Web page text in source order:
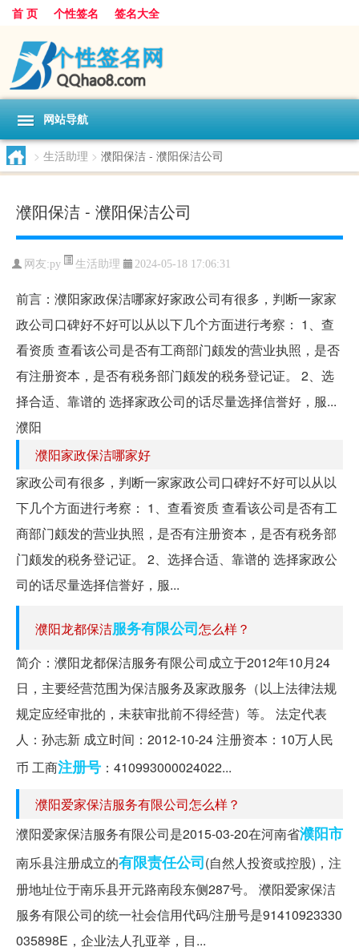
首 页 个性签名 签名大全
网站导航
> 生活助理 > 濮阳保洁 - 濮阳保洁公司
濮阳保洁 - 濮阳保洁公司
网友:py 生活助理 2024-05-18 17:06:31
前言：濮阳家政保洁哪家好家政公司有很多，判断一家家
政公司口碑好不好可以从以下几个方面进行考察： 1、查
看资质 查看该公司是否有工商部门颇发的营业执照，是否
有注册资本，是否有税务部门颇发的税务登记证。 2、选
择合适、靠谱的 选择家政公司的话尽量选择信誉好，服...
濮阳
濮阳家政保洁哪家好
家政公司有很多，判断一家家政公司口碑好不好可以从以
下几个方面进行考察： 1、查看资质 查看该公司是否有工
商部门颇发的营业执照，是否有注册资本，是否有税务部
门颇发的税务登记证。 2、选择合适、靠谱的 选择家政公
司的话尽量选择信誉好，服...
濮阳龙都保洁服务有限公司怎么样？
简介：濮阳龙都保洁服务有限公司成立于2012年10月24
日，主要经营范围为保洁服务及家政服务（以上法律法规
规定应经审批的，未获审批前不得经营）等。 法定代表
人：孙志新 成立时间：2012-10-24 注册资本：10万人民
币 工商注册号 ：410993000024022...
濮阳爱家保洁服务有限公司怎么样？
濮阳爱家保洁服务有限公司是2015-03-20在河南省濮阳市
南乐县注册成立的有限责任公司(自然人投资或控股)，注
册地址位于南乐县开元路南段东侧287号。 濮阳爱家保洁
服务有限公司的统一社会信用代码/注册号是91410923330
035898E，企业法人孔亚举，目...